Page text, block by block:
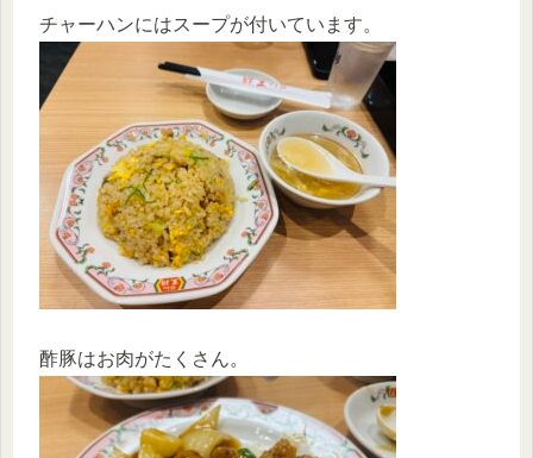
チャーハンにはスープが付いています。
酢豚はお肉がたくさん。